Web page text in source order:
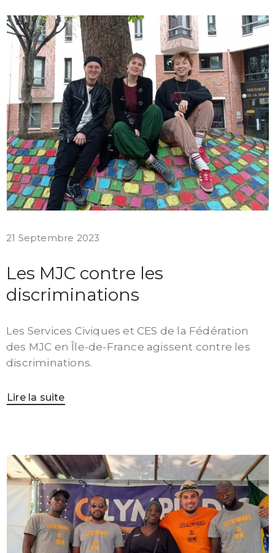
21 Septembre 2023
Les MJC contre les
discriminations
Les Services Civiques et CES de la Fédération
des MJC en Île-de-France agissent contre les
discriminations.
Lire la suite